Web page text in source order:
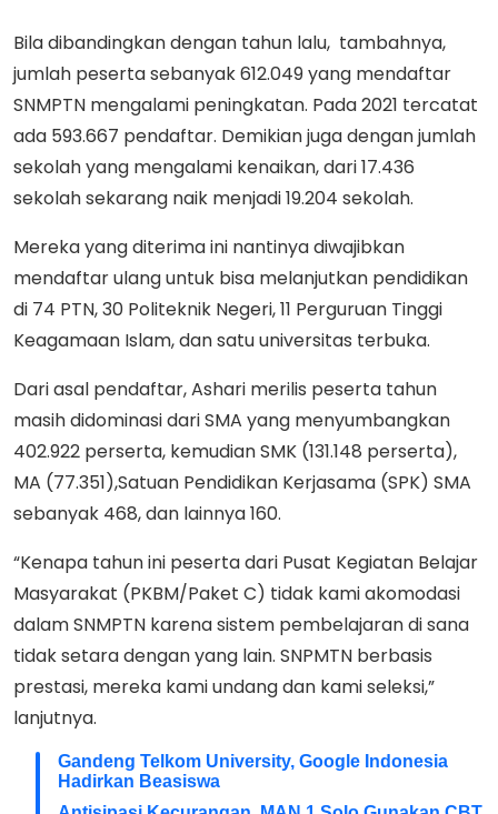
Bila dibandingkan dengan tahun lalu, tambahnya,
jumlah peserta sebanyak 612.049 yang mendaftar
SNMPTN mengalami peningkatan. Pada 2021 tercatat
ada 593.667 pendaftar. Demikian juga dengan jumlah
sekolah yang mengalami kenaikan, dari 17.436
sekolah sekarang naik menjadi 19.204 sekolah.
Mereka yang diterima ini nantinya diwajibkan
mendaftar ulang untuk bisa melanjutkan pendidikan
di 74 PTN, 30 Politeknik Negeri, 11 Perguruan Tinggi
Keagamaan Islam, dan satu universitas terbuka.
Dari asal pendaftar, Ashari merilis peserta tahun
masih didominasi dari SMA yang menyumbangkan
402.922 perserta, kemudian SMK (131.148 perserta),
MA (77.351),Satuan Pendidikan Kerjasama (SPK) SMA
sebanyak 468, dan lainnya 160.
“Kenapa tahun ini peserta dari Pusat Kegiatan Belajar
Masyarakat (PKBM/Paket C) tidak kami akomodasi
dalam SNMPTN karena sistem pembelajaran di sana
tidak setara dengan yang lain. SNPMTN berbasis
prestasi, mereka kami undang dan kami seleksi,”
lanjutnya.
Gandeng Telkom University, Google Indonesia
Hadirkan Beasiswa